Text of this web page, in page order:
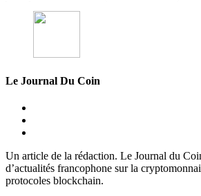
Le Journal Du Coin
Un article de la rédaction. Le Journal du
d’actualités francophone sur la
protocoles blockchain.